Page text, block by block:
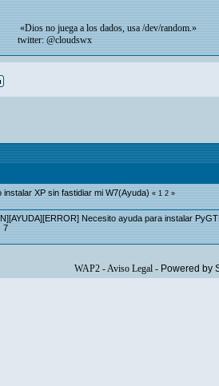
«Dios no juega a los dados, usa /dev/random.»
twitter: @cloudswx
instalar XP sin fastidiar mi W7(Ayuda) «1 2»
Necesito ayuda para instalar
7
WAP2-Aviso Legal- Powered by